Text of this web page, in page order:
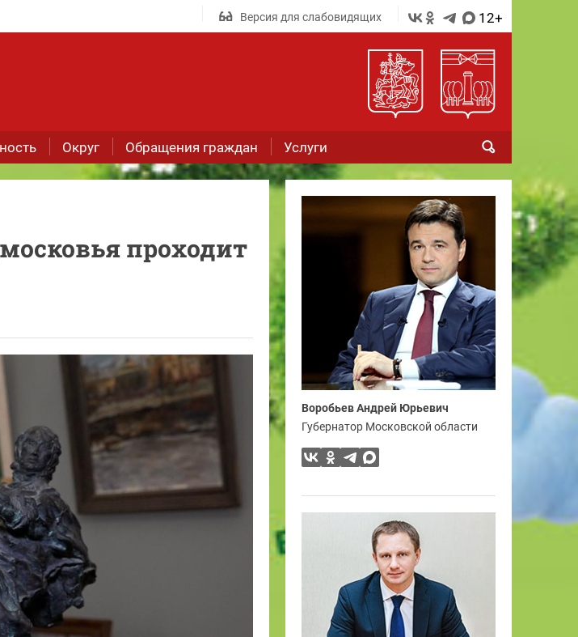
Версия для слабовидящих 12+
Округ Обращения граждан Услуги
проходит
Воробьев Андрей Юрьевич
Губернатор Московской области